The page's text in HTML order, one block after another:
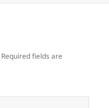
Required fields are